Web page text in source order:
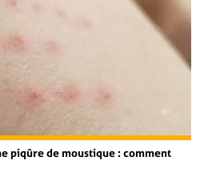
piqûre de moustique : comment